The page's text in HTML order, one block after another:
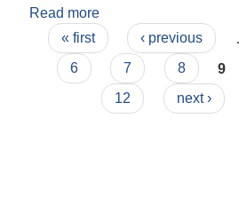
Read more
द्वारा ५०% अनुदानमा
पालिका स्थित वार्ड न :-
सम्पुर्ण किसानहरुलाई वडा
रोहवरमा धान को बीउ वितरण
Pages
« first ‹ previous
6
7 8 9
12
next ›